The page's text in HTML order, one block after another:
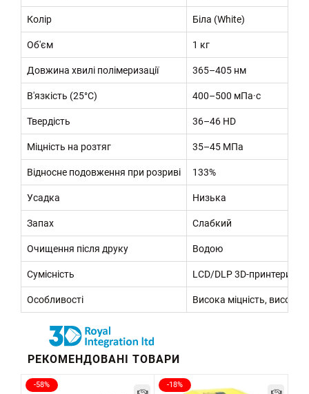
Колір Біла (White)
Об'єм 1 кг
Довжина хвилі полімеризації 365–405 нм
В'язкість (25°C) 400–500 мПа·с
Твердість 36–46 HD
Міцність на розтяг 35–45 МПа
Відносне подовження при розриві 133%
Усадка Низька
Запах Слабкий
Очищення після друку Водою
Сумісність LCD/DLP 3D-принтери з
Особливості Висока міцність,
РЕКОМЕНДОВАНІ ТОВАРИ
-58% -18%